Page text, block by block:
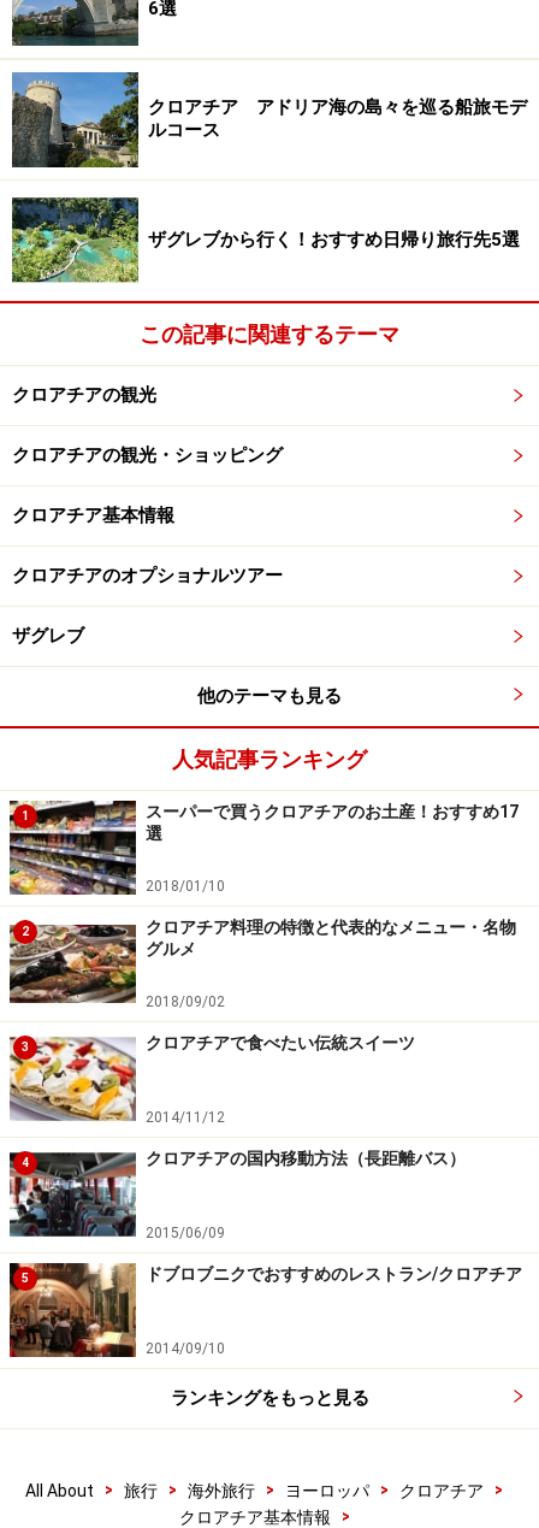
6選
クロアチア アドリア海の島々を巡る船旅モデ
ルコース
ザグレブから行く！おすすめ日帰り旅行先5選
この記事に関連するテーマ
クロアチアの観光
クロアチアの観光・ショッピング
クロアチア基本情報
クロアチアのオプショナルツアー
ザグレブ
他のテーマも見る
人気記事ランキング
1
スーパーで買うクロアチアのお土産！おすすめ17
選
2018/01/10
2
クロアチア料理の特徴と代表的なメニュー・名物
グルメ
2018/09/02
3 クロアチアで食べたい伝統スイーツ
2014/11/12
4 クロアチアの国内移動方法（長距離バス）
2015/06/09
5 ドブロブニクでおすすめのレストラン/クロアチア
2014/09/10
ランキングをもっと見る
All About > 旅行 > 海外旅行 > ヨーロッパ > クロアチア
>
クロアチア基本情報
>